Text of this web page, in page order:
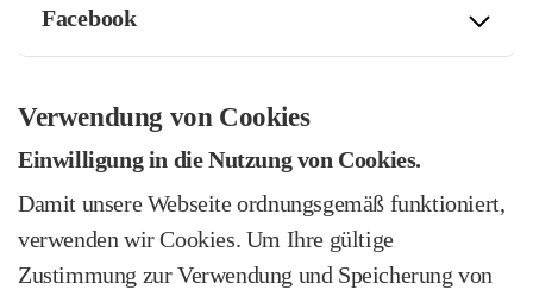
Facebook
Verwendung von Cookies
Einwilligung in die Nutzung von Cookies.
Damit unsere Webseite ordnungsgemäß funktioniert,
verwenden wir Cookies. Um Ihre gültige
Zustimmung zur Verwendung und Speicherung von